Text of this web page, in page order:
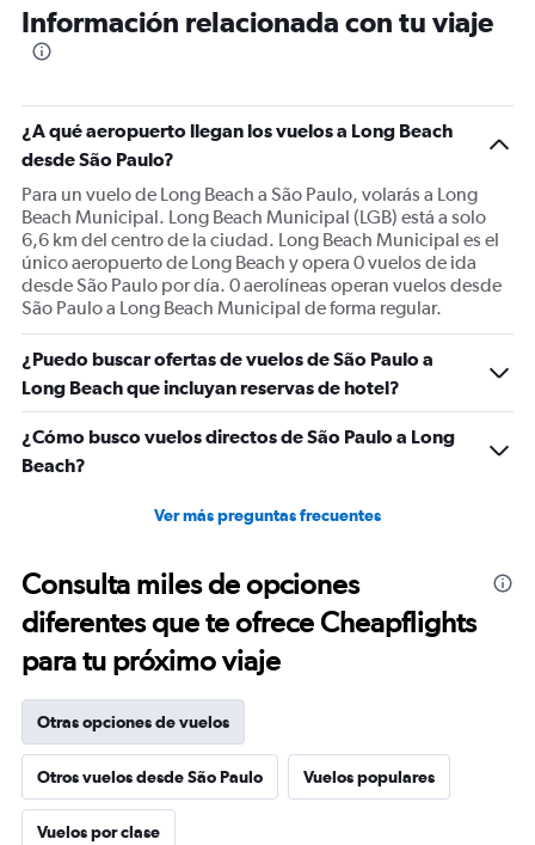
Información relacionada con tu viaje
¿A qué aeropuerto llegan los vuelos a Long Beach
desde São Paulo?
Para un vuelo de Long Beach a São Paulo, volarás a Long
Beach Municipal. Long Beach Municipal (LGB) está a solo
6,6 km del centro de la ciudad. Long Beach Municipal es el
único aeropuerto de Long Beach y opera 0 vuelos de ida
desde São Paulo por día. 0 aerolíneas operan vuelos desde
São Paulo a Long Beach Municipal de forma regular.
¿Puedo buscar ofertas de vuelos de São Paulo a
Long Beach que incluyan reservas de hotel?
¿Cómo busco vuelos directos de São Paulo a Long
Beach?
Ver más preguntas frecuentes
Consulta miles de opciones
diferentes que te ofrece Cheapflights
para tu próximo viaje
Otras opciones de vuelos
Otros vuelos desde São Paulo Vuelos populares
Vuelos por clase